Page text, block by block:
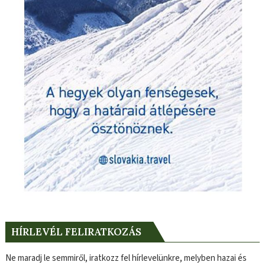
HÍRLEVÉL FELIRATKOZÁS
Ne maradj le semmiről, iratkozz fel hírlevelünkre, melyben hazai és